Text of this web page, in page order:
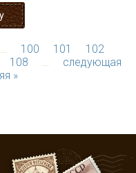
… 100 101
102
108 …
следующая
»